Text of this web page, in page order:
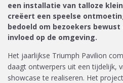
een installatie van talloze
creëert een speelse
bedoeld om bezoekers
invloed op de omgeving.
Het jaarlijkse Triumph Pavilion
daagt ontwerpers uit een tijdelijk,
showcase te realiseren. Het